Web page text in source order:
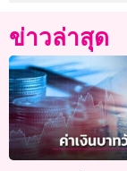
ข่าวล่าสุด